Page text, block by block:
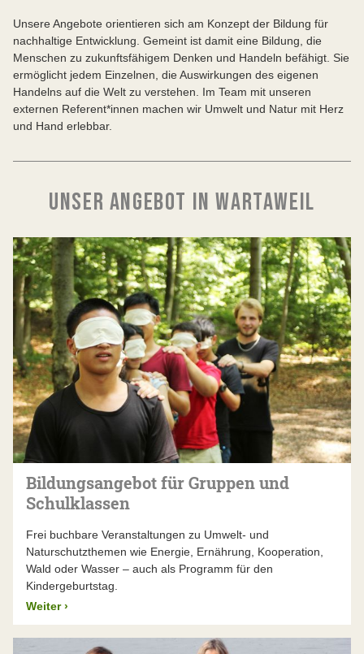
Unsere Angebote orientieren sich am Konzept der Bildung für
nachhaltige Entwicklung. Gemeint ist damit eine Bildung, die
Menschen zu zukunftsfähigem Denken und Handeln befähigt. Sie
ermöglicht jedem Einzelnen, die Auswirkungen des eigenen
Handelns auf die Welt zu verstehen. Im Team mit unseren
externen Referent*innen machen wir Umwelt und Natur mit Herz
und Hand erlebbar.
UNSER ANGEBOT IN WARTAWEIL
Bildungsangebot für Gruppen und
Schulklassen
Frei buchbare Veranstaltungen zu Umwelt- und
Naturschutzthemen wie Energie, Ernährung, Kooperation,
Wald oder Wasser – auch als Programm für den
Kindergeburtstag.
Weiter ›